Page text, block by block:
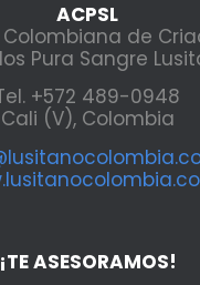
ACPSL
de
Pura Sangre
+572 489-0948
Cali (V), Colombia
¡TE ASESORAMOS!